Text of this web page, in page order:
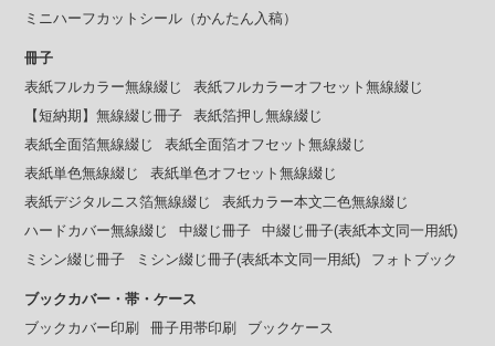
ミニハーフカットシール（かんたん入稿）
冊子
表紙フルカラー無線綴じ
表紙フルカラーオフセット無線綴じ
【短納期】無線綴じ冊子
表紙箔押し無線綴じ
表紙全面箔無線綴じ
表紙全面箔オフセット無線綴じ
表紙単色無線綴じ
表紙単色オフセット無線綴じ
表紙デジタルニス箔無線綴じ
表紙カラー本文二色無線綴じ
ハードカバー無線綴じ
中綴じ冊子
中綴じ冊子(表紙本文同一用紙)
ミシン綴じ冊子
ミシン綴じ冊子(表紙本文同一用紙) フォトブック
ブックカバー・帯・ケース
ブックカバー印刷
冊子用帯印刷 ブックケース